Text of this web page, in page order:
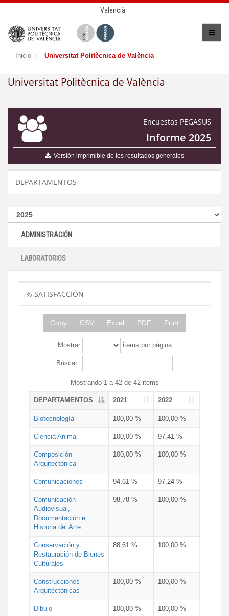
Valencià
Inicio Universitat Politècnica de València
Universitat Politècnica de València
Encuestas PEGASUS
Informe 2025
Versión imprimible de los resultados generales
DEPARTAMENTOS
ADMINISTRACIÓN
LABORATORIOS
% SATISFACCIÓN
Copy CSV Excel PDF Print
Mostrar items por página
Buscar:
Mostrando 1 a 42 de 42 items
DEPARTAMENTOS 2021 2022
Biotecnología 100,00 % 100,00 %
Ciencia Animal 100,00 % 97,41 %
Composición
Arquitectónica
100,00 % 100,00 %
Comunicaciones 94,61 % 97,24 %
Comunicación
Audiovisual,
Documentación e
Historia del Arte
98,78 % 100,00 %
Conservación y
Restauración de Bienes
Culturales
88,61 % 100,00 %
Construcciones
Arquitectónicas
100,00 % 100,00 %
Dibujo 100,00 % 100,00 %